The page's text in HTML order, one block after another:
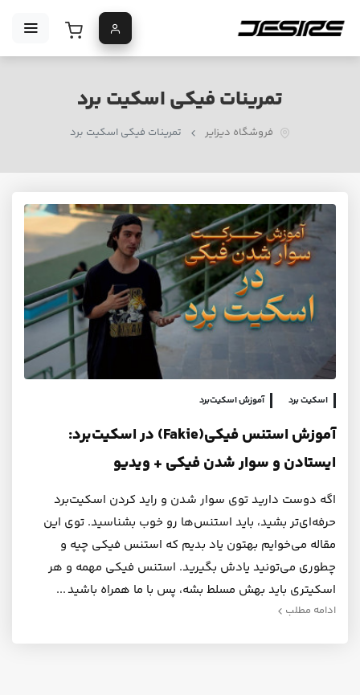
تمرینات فیکی اسکیت برد
فروشگاه دیزایر تمرینات فیکی اسکیت برد
اسکیت برد آموزش اسکیت‌برد
آموزش استنس فیکی(Fakie) در اسکیت‌برد:
ایستادن و سوار شدن فیکی + ویدیو
اگه دوست دارید توی سوار شدن و راید کردن اسکیت‌برد
حرفه‌ای‌تر بشید، باید استنس‌ها رو خوب بشناسید. توی این
مقاله می‌خوایم بهتون یاد بدیم که استنس فیکی چیه و
چطوری می‌تونید یادش بگیرید. استنس فیکی مهمه و هر
اسکیتری باید بهش مسلط بشه، پس با ما همراه باشید
ادامه مطلب